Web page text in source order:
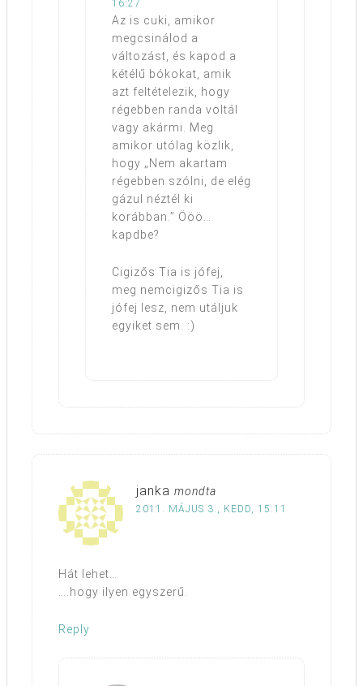
16:27
Az is cuki, amikor
megcsinálod a
változást, és kapod a
kétélű bókokat, amik
azt feltételezik, hogy
régebben randa voltál
vagy akármi. Meg
amikor utólag közlik,
hogy „Nem akartam
régebben szólni, de elég
gázul néztél ki
korábban.” Ööö…
kapdbe?
Cigizős Tia is jófej,
meg nemcigizős Tia is
jófej lesz, nem utáljuk
egyiket sem. :)
janka mondta
2011. MÁJUS 3., KEDD, 15:11
Hát lehet…
….hogy ilyen egyszerű.
Reply